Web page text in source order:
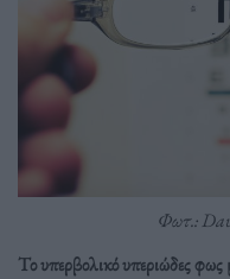
Φωτ.:
Το υπερβολικό υπεριώδες